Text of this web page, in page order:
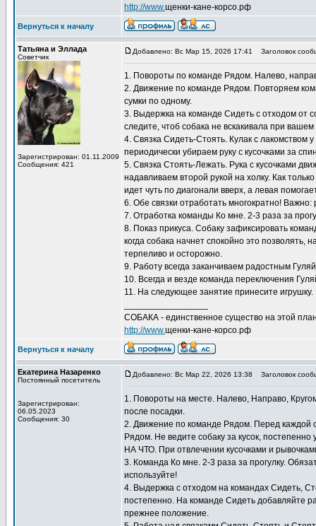
http://www.щенки-кане-корсо.рф
Вернуться к началу
Татьяна и Эллада
Советчик
Зарегистрирован: 01.11.2009
Сообщения: 421
Добавлено: Вс Мар 15, 2026 17:41 Заголовок
1. Повороты по команде Рядом. Налево,
2. Движение по команде Рядом. Повторяем
сумки по одному.
3. Выдержка на команде Сидеть с отходом от
следите, чтоб собака не вскакивала при
4. Связка Сидеть-Стоять. Кулак с
периодически убираем руку с кусочками за
5. Связка Стоять-Лежать. Рука с кусочками
надавливаем второй рукой на холку. Как
идет чуть по диагонали вверх, а левая
6. Обе связки отработать многократно! Важно:
7. Отработка команды Ко мне. 2-3 раза за
8. Показ прикуса. Собаку зафиксировать
когда собака начнет спокойно это
терпеливо и осторожно.
9. Работу всегда заканчиваем радостным
10. Всегда и везде команда переключения
11. На следующее занятие принесите
СОБАКА - единственное существо на этой
http://www.щенки-кане-корсо.рф
Вернуться к началу
Екатерина Назаренко
Постоянный посетитель
Зарегистрирован:
06.05.2023
Сообщения: 30
Добавлено: Вс Мар 22, 2026 13:38 Заголовок
1. Повороты на месте. Налево, Направо,
после посадки.
2. Движение по команде Рядом. Перед каждой
Рядом. Не ведите собаку за кусок,
НА ЧТО. При отвлечении кусочками и
3. Команда Ко мне. 2-3 раза за прогулку.
используйте!
4. Выдержка с отходом на командах Сидеть,
постепенно. На команде Сидеть добавляйте
прежнее положение.